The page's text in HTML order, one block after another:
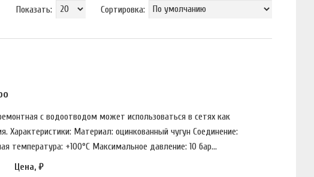
Показать: Сортировка:
с водоотводом может использоваться в сетях как
Характеристики: Материал: оцинкованный чугун Соединение:
температура: +100°С Максимальное давление: 10 бар...
Цена, ₽